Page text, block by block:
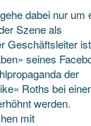
dabei nur um
Szene als
Geschäftsleiter
seines
der
Roths bei
werden.
mit